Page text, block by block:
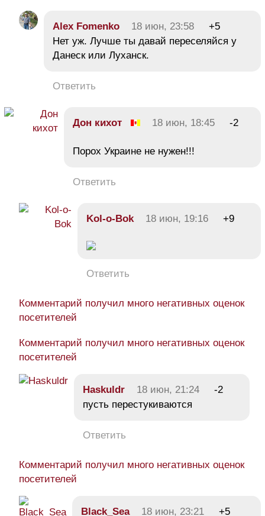
Alex Fomenko 18 июн, 23:58
+5
Нет уж. Лучше ты давай переселяйся у
Данеск или Луханск.
Ответить
Дон кихот 18 июн, 18:45 -2
Порох Украине не нужен!!!
Ответить
Kol-o-Bok 18 июн, 19:16 +9
Ответить
Комментарий получил много негативных оценок
посетителей
Комментарий получил много негативных оценок
посетителей
Haskuldr 18 июн, 21:24
-2
пусть перестукиваются
Ответить
Комментарий получил много негативных оценок
посетителей
Black_Sea 18 июн, 23:21
+5